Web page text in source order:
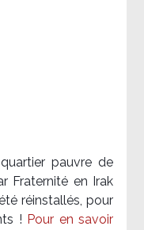
pauvre de
Fraternité en Irak​
réinstallés, pour
! Pour en savoir